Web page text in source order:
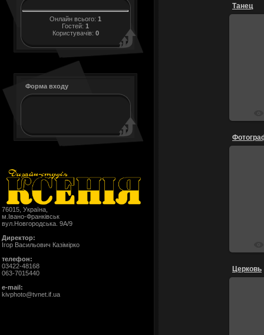
Онлайн всього: 1
Гостей: 1
Користувачів: 0
Форма входу
76015, Україна,
м.Івано-Франківськ
вул.Новгородська. 9А/9
Директор:
Ігор Васильович Казімірко
телефон:
03422-48168
063-7015440
e-mail:
kivphoto@tvnet.if.ua
Танец
Церковь